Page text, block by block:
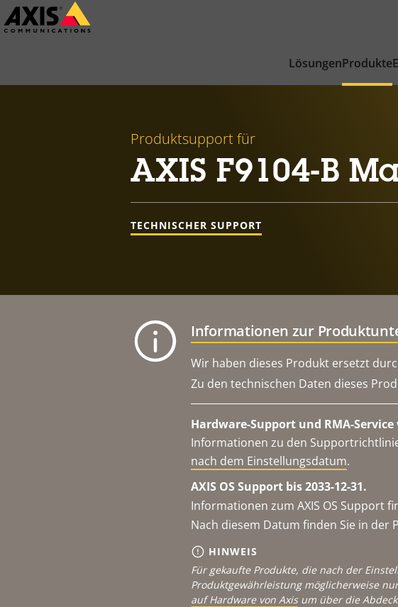
Zum
Hauptinhalt
LösungenProdukte
Produktsupport für
AXIS F9104-B
TECHNISCHER SUPPORT
Informationen zur
Wir haben dieses Produkt ersetzt
Zu den technischen Daten dieses
Hardware-Support und RMA-
Informationen zu den
nach dem Einstellungsdatum.
AXIS OS Support bis 2033-12-31.
Informationen zum AXIS OS Support
Nach diesem Datum finden Sie in
HINWEIS
Für gekaufte Produkte, die nach der
Produktgewährleistung möglicherweise
auf Hardware von Axisum über die